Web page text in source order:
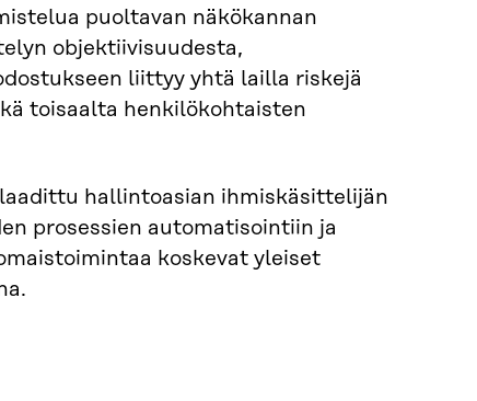
puoltavan näkökannan
objektiivisuudesta,
liittyy yhtä lailla riskejä
toisaalta henkilökohtaisten
hallintoasian ihmiskäsittelijän
prosessien automatisointiin ja
koskevat yleiset